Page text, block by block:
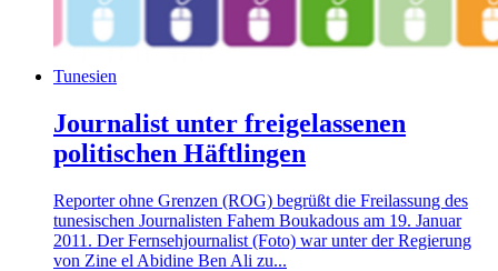
Tunesien
Journalist unter freigelassenen
politischen Häftlingen
Reporter ohne Grenzen (ROG) begrüßt die Freilassung des
tunesischen Journalisten Fahem Boukadous am 19. Januar
2011. Der Fernsehjournalist (Foto) war unter der Regierung
von Zine el Abidine Ben Ali zu...